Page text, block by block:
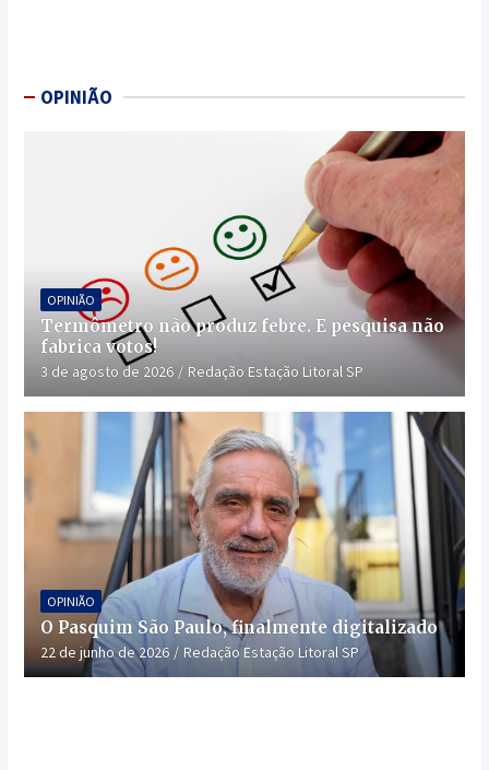
OPINIÃO
OPINIÃO
Termômetro não produz febre. E pesquisa não
fabrica votos!
3 de agosto de 2026 Redação Estação Litoral SP
OPINIÃO
O Pasquim São Paulo, finalmente digitalizado
22 de junho de 2026 Redação Estação Litoral SP